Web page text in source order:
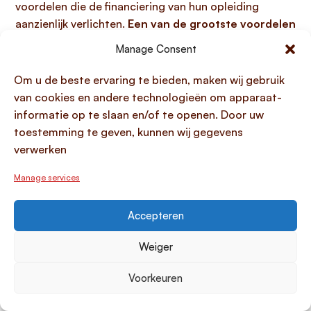
Manage Consent
Om u de beste ervaring te bieden, maken wij gebruik
van cookies en andere technologieën om apparaat-
informatie op te slaan en/of te openen. Door uw
toestemming te geven, kunnen wij gegevens
verwerken
Manage services
Accepteren
Weiger
Voorkeuren
voordelen die de financiering van hun opleiding
aanzienlijk verlichten. Een van de grootste voordelen
is dat de terugbetaling pas begint nadat de studie is
afgerond en altijd is afgestemd op je financiële
draagkracht.Dit geeft je de vrijheid om je volledig op
je studie te richten zonder je zorgen te maken over
maandelijkse aflossingen, wat een cruciaalverschil
lening en collegegeldkredietis ten opzichte van een
commerciële lening. Daarnaast profiteren studenten
een lange aflossingsperiode van 35 jaar, waardoor de
maandelijkse verplichtingen laag blijven. Deze
gunstige voorwaarden zorgen voor financiële
ademruimte en een soepelere start op de
arbeidsmarkt, omdat de druk van een hoge schuld